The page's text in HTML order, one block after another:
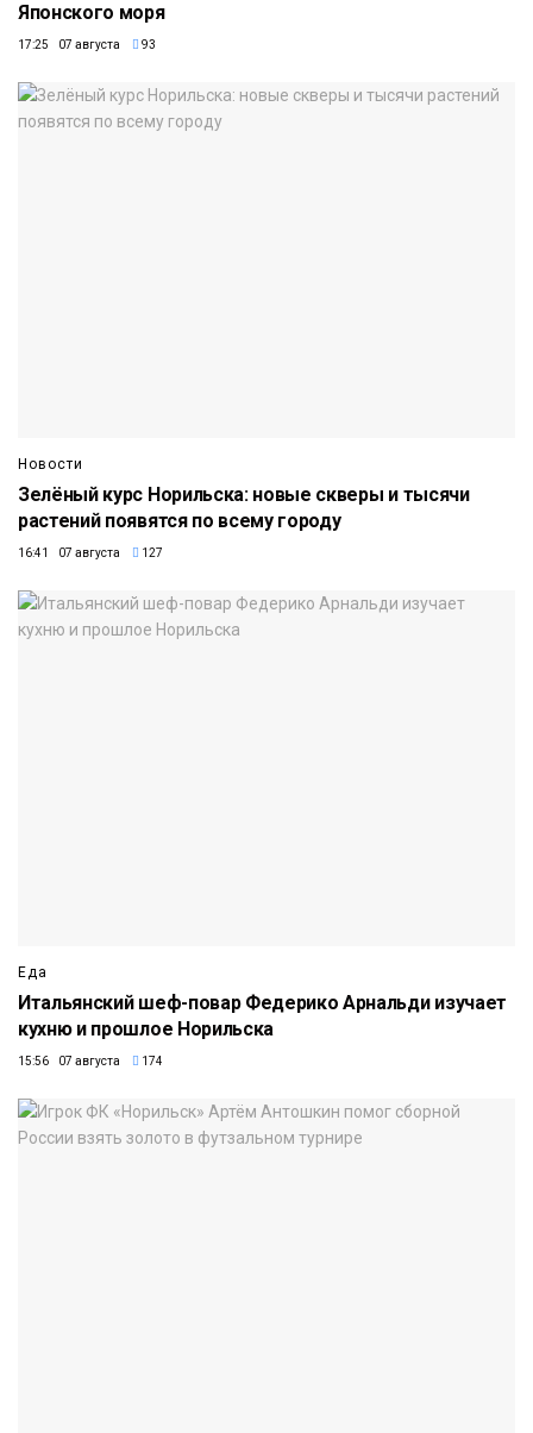
Японского моря
17:25 07 августа 93
Новости
Зелёный курс Норильска: новые скверы и тысячи
растений появятся по всему городу
16:41 07 августа 127
Еда
Итальянский шеф-повар Федерико Арнальди изучает
кухню и прошлое Норильска
15:56 07 августа 174